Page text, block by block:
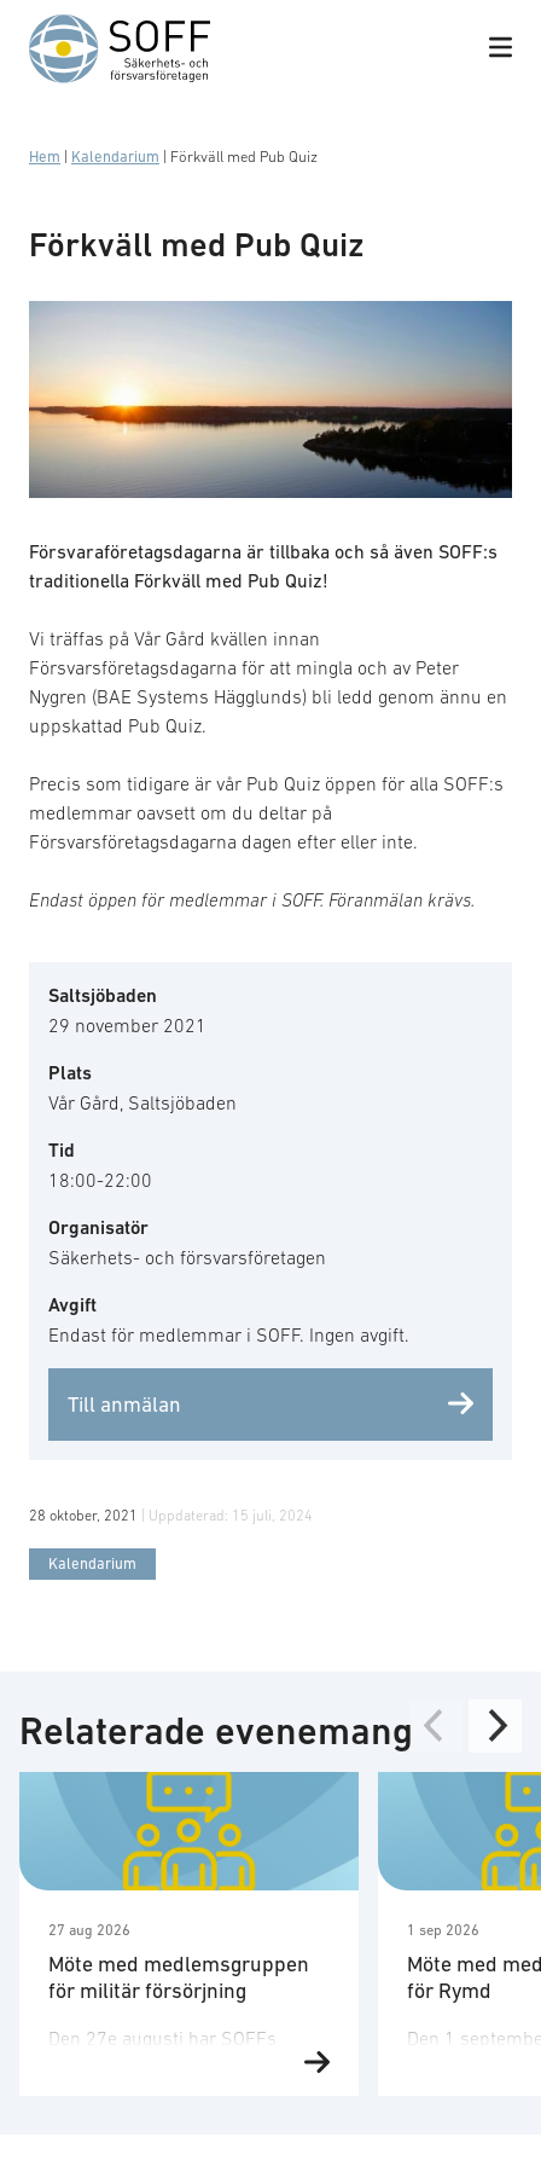
Hoppa till innehåll
Hem Kalendarium Förkväll med Pub Quiz
Förkväll med Pub Quiz
Försvaraföretagsdagarna är tillbaka och så även SOFF:s
traditionella Förkväll med Pub Quiz!
Vi träffas på Vår Gård kvällen innan
Försvarsföretagsdagarna för att mingla och av Peter
Nygren (BAE Systems Hägglunds) bli ledd genom ännu en
uppskattad Pub Quiz.
Precis som tidigare är vår Pub Quiz öppen för alla SOFF:s
medlemmar oavsett om du deltar på
Försvarsföretagsdagarna dagen efter eller inte.
Endast öppen för medlemmar i SOFF. Föranmälan krävs.
Saltsjöbaden
29 november 2021
Plats
Vår Gård, Saltsjöbaden
Tid
18:00-22:00
Organisatör
Säkerhets- och försvarsföretagen
Avgift
Endast för medlemmar i SOFF. Ingen avgift.
Till anmälan
28 oktober, 2021 | Uppdaterad: 15 juli, 2024
Kalendarium
Relaterade evenemang
27 aug 2026
Möte med medlemsgruppen
för militär försörjning
Den 27e augusti har SOFFs
1 sep 2026
Möte med
för Rymd
Den 1